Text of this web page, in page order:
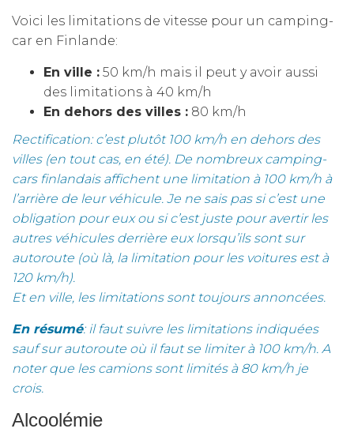
Voici les limitations de vitesse pour un camping-
car en Finlande:
En ville : 50 km/h mais il peut y avoir aussi
des limitations à 40 km/h
En dehors des villes : 80 km/h
Rectification: c’est plutôt 100 km/h en dehors des
villes (en tout cas, en été). De nombreux camping-
cars finlandais affichent une limitation à 100 km/h à
l’arrière de leur véhicule. Je ne sais pas si c’est une
obligation pour eux ou si c’est juste pour avertir les
autres véhicules derrière eux lorsqu’ils sont sur
autoroute (où là, la limitation pour les voitures est à
120 km/h).
Et en ville, les limitations sont toujours annoncées.
En résumé: il faut suivre les limitations indiquées
sauf sur autoroute où il faut se limiter à 100 km/h. A
noter que les camions sont limités à 80 km/h je
crois.
Alcoolémie